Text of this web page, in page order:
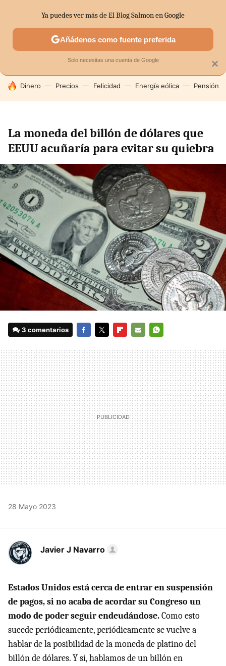
SECTORES ECONOMÍA DOMÉSTICA MERCADOS
HOY SE HABLA DE
Dinero Precios Felicidad Energía eólica Pensión
La moneda del billón de dólares que
EEUU acuñaría para evitar su quiebra
3 comentarios
MAIL
28 Mayo 2023
Javier J Navarro
Estados Unidos está cerca de entrar en suspensión
de pagos, si no acaba de acordar su Congreso un
modo de poder seguir endeudándose.Como esto
sucede periódicamente, periódicamente se vuelve a
hablar de la posibilidad de la moneda de platino del
billón de dólares. Y sí, hablamos de un billón en
×
Ya puedes ver más de El Blog Salmon en Google
Añádenos como fuente preferida
Solo necesitas una cuenta de Google